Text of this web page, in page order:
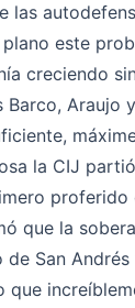
las
este
creciendo
Barco, Araujo
la CIJ
proferido
que la
San
que